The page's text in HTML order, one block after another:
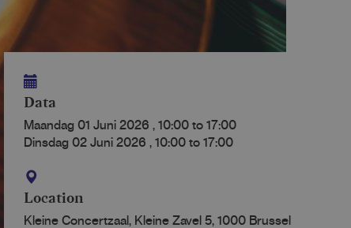
Data
Maandag 01 Juni 2026 ,10:00to 17:00
Dinsdag 02 Juni 2026 ,10:00to 17:00
Location
Kleine Concertzaal, Kleine Zavel 5, 1000 Brussel